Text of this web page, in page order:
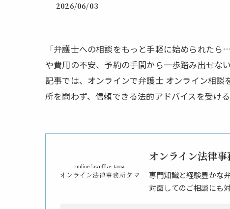
2026/06/03
「弁護士への相談をもっと手軽に始められた
や費用の不安、予約の手間から一歩踏み出せな
記事では、オンラインで弁護士 オンライン相
所を問わず、信頼できる法的アドバイスを受け
オンライン法律
専門知識と経験豊かな
対面してのご相談にも